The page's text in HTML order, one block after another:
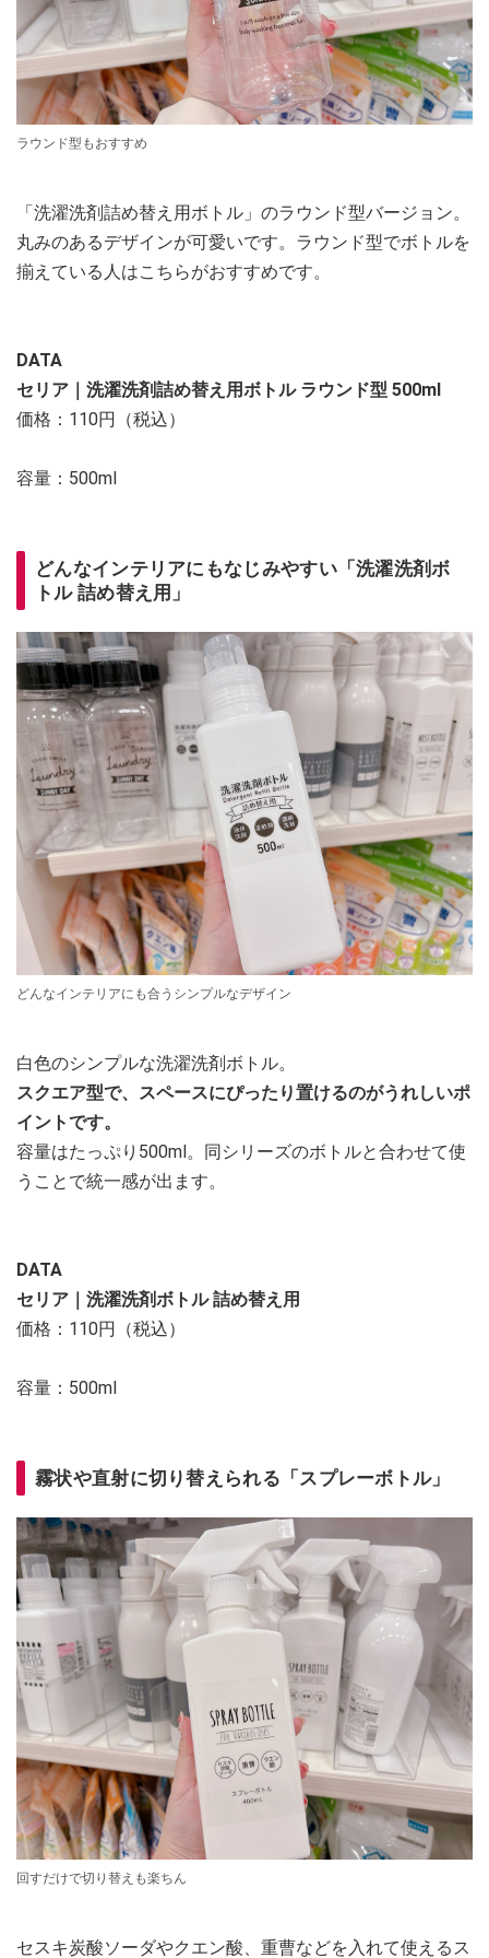
ラウンド型もおすすめ
「洗濯洗剤詰め替え用ボトル」のラウンド型バージョン。
丸みのあるデザインが可愛いです。ラウンド型でボトルを
揃えている人はこちらがおすすめです。
DATA
セリア｜洗濯洗剤詰め替え用ボトル ラウンド型 500ml
価格：110円（税込）
容量：500ml
どんなインテリアにもなじみやすい「洗濯洗剤ボ
トル 詰め替え用」
どんなインテリアにも合うシンプルなデザイン
白色のシンプルな洗濯洗剤ボトル。
スクエア型で、スペースにぴったり置けるのがうれしいポ
イントです。
容量はたっぷり500ml。同シリーズのボトルと合わせて使
うことで統一感が出ます。
DATA
セリア｜洗濯洗剤ボトル 詰め替え用
価格：110円（税込）
容量：500ml
霧状や直射に切り替えられる「スプレーボトル」
回すだけで切り替えも楽ちん
セスキ炭酸ソーダやクエン酸、重曹などを入れて使えるス